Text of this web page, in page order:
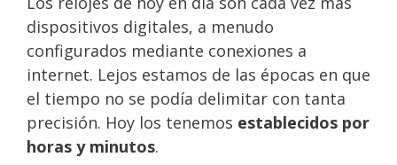
dispositivos digitales, a menudo
configurados mediante conexiones a
internet. Lejos estamos de las épocas en que
el tiempo no se podía delimitar con tanta
precisión. Hoy los tenemos establecidos por
horas y minutos.